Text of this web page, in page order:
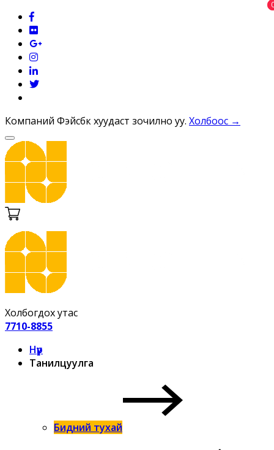
Компаний Фэйсбүүк хуудаст зочилно уу. Холбоос →
Холбогдох утас
7710-8855
Нүүр
Танилцуулга
Бидний тухай